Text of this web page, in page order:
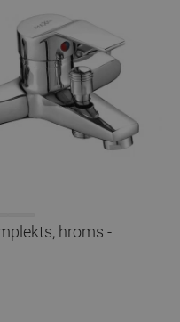
hroms -